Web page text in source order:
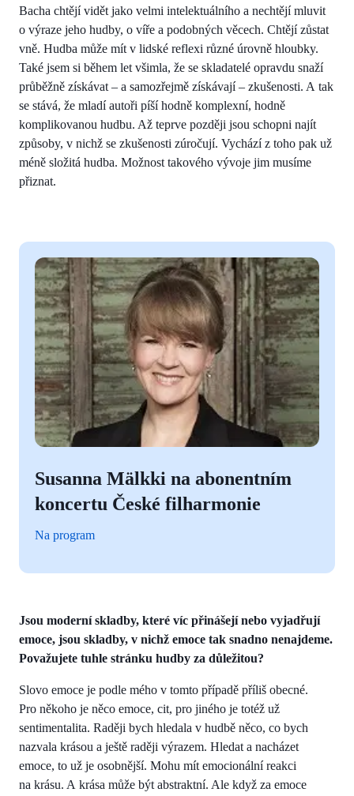
Bacha chtějí vidět jako velmi intelektuálního a nechtějí mluvit
o výraze jeho hudby, o víře a podobných věcech. Chtějí zůstat
vně. Hudba může mít v lidské reflexi různé úrovně hloubky.
Také jsem si během let všimla, že se skladatelé opravdu snaží
průběžně získávat – a samozřejmě získávají – zkušenosti. A tak
se stává, že mladí autoři píší hodně komplexní, hodně
komplikovanou hudbu. Až teprve později jsou schopni najít
způsoby, v nichž se zkušenosti zúročují. Vychází z toho pak už
méně složitá hudba. Možnost takového vývoje jim musíme
přiznat.
Susanna Mälkki na abonentním
koncertu České filharmonie
Na program
Jsou moderní skladby, které víc přinášejí nebo vyjadřují
emoce, jsou skladby, v nichž emoce tak snadno nenajdeme.
Považujete tuhle stránku hudby za důležitou?
Slovo emoce je podle mého v tomto případě příliš obecné.
Pro někoho je něco emoce, cit, pro jiného je totéž už
sentimentalita. Raději bych hledala v hudbě něco, co bych
nazvala krásou a ještě raději výrazem. Hledat a nacházet
emoce, to už je osobnější. Mohu mít emocionální reakci
na krásu. A krása může být abstraktní. Ale když za emoce